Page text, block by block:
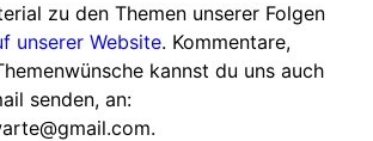
zu den Themen unserer Folgen
unserer Website. Kommentare,
kannst du uns auch
senden, an: